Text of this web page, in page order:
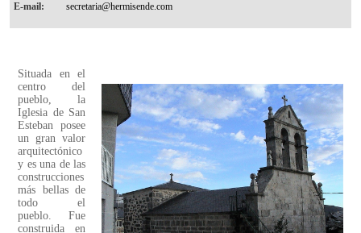
E-mail:
Situada en el
centro del
pueblo, la
Iglesia de San
Esteban posee
un gran valor
arquitectónico
y es una de las
construcciones
más bellas de
todo el
pueblo. Fue
construida en